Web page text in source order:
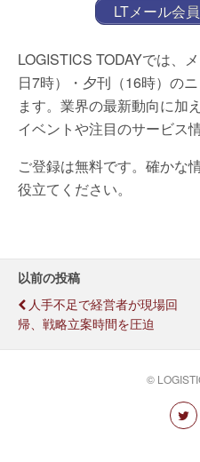
LTメール会
LOGISTICS TODAYでは、
日7時）・夕刊（16時）の
ます。業界の最新動向に加
イベントや注目のサービス
ご登録は無料です。確かな
役立てください。
以前の投稿
人手不足で経営者が現場回
帰、戦略立案時間を圧迫
©